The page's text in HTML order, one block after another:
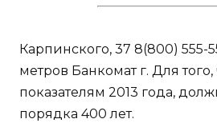
Карпинского, 37 8(800) 555-
метров Банкомат г. Для
показателям 2013 года,
порядка 400 лет.